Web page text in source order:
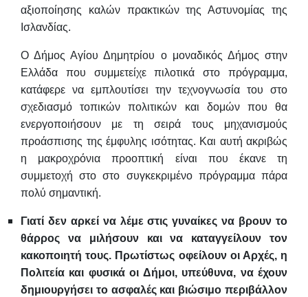
αξιοποίησης καλών πρακτικών της Αστυνομίας της
Ισλανδίας.
Ο Δήμος Αγίου Δημητρίου ο μοναδικός Δήμος στην
Ελλάδα που συμμετείχε πιλοτικά στο πρόγραμμα,
κατάφερε να εμπλουτίσει την τεχνογνωσία του στο
σχεδιασμό τοπικών πολιτικών και δομών που θα
ενεργοποιήσουν με τη σειρά τους μηχανισμούς
προάσπισης της έμφυλης ισότητας. Και αυτή ακριβώς
η μακροχρόνια προοπτική είναι που έκανε τη
συμμετοχή στο στο συγκεκριμένο πρόγραμμα πάρα
πολύ σημαντική.
Γιατί δεν αρκεί να λέμε στις γυναίκες να βρουν το
θάρρος να μιλήσουν και να καταγγείλουν τον
κακοποιητή τους. Πρωτίστως οφείλουν οι Αρχές, η
Πολιτεία και φυσικά οι Δήμοι, υπεύθυνα, να έχουν
δημιουργήσει το ασφαλές και βιώσιμο περιβάλλον